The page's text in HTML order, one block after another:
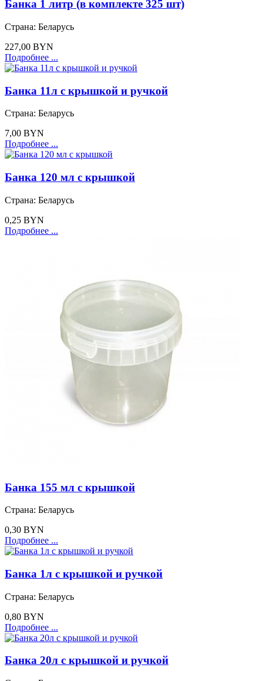
Банка 1 литр (в комплекте 325 шт)
Страна: Беларусь
227,00 BYN
Подробнее ...
Банка 11л с крышкой и ручкой
Страна: Беларусь
7,00 BYN
Подробнее ...
Банка 120 мл с крышкой
Страна: Беларусь
0,25 BYN
Подробнее ...
Банка 155 мл с крышкой
Страна: Беларусь
0,30 BYN
Подробнее ...
Банка 1л с крышкой и ручкой
Страна: Беларусь
0,80 BYN
Подробнее ...
Банка 20л с крышкой и ручкой